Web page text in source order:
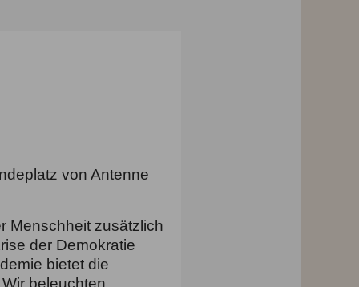
von Antenne
Menschheit zusätzlich
der Demokratie
bietet die
Wir beleuchten